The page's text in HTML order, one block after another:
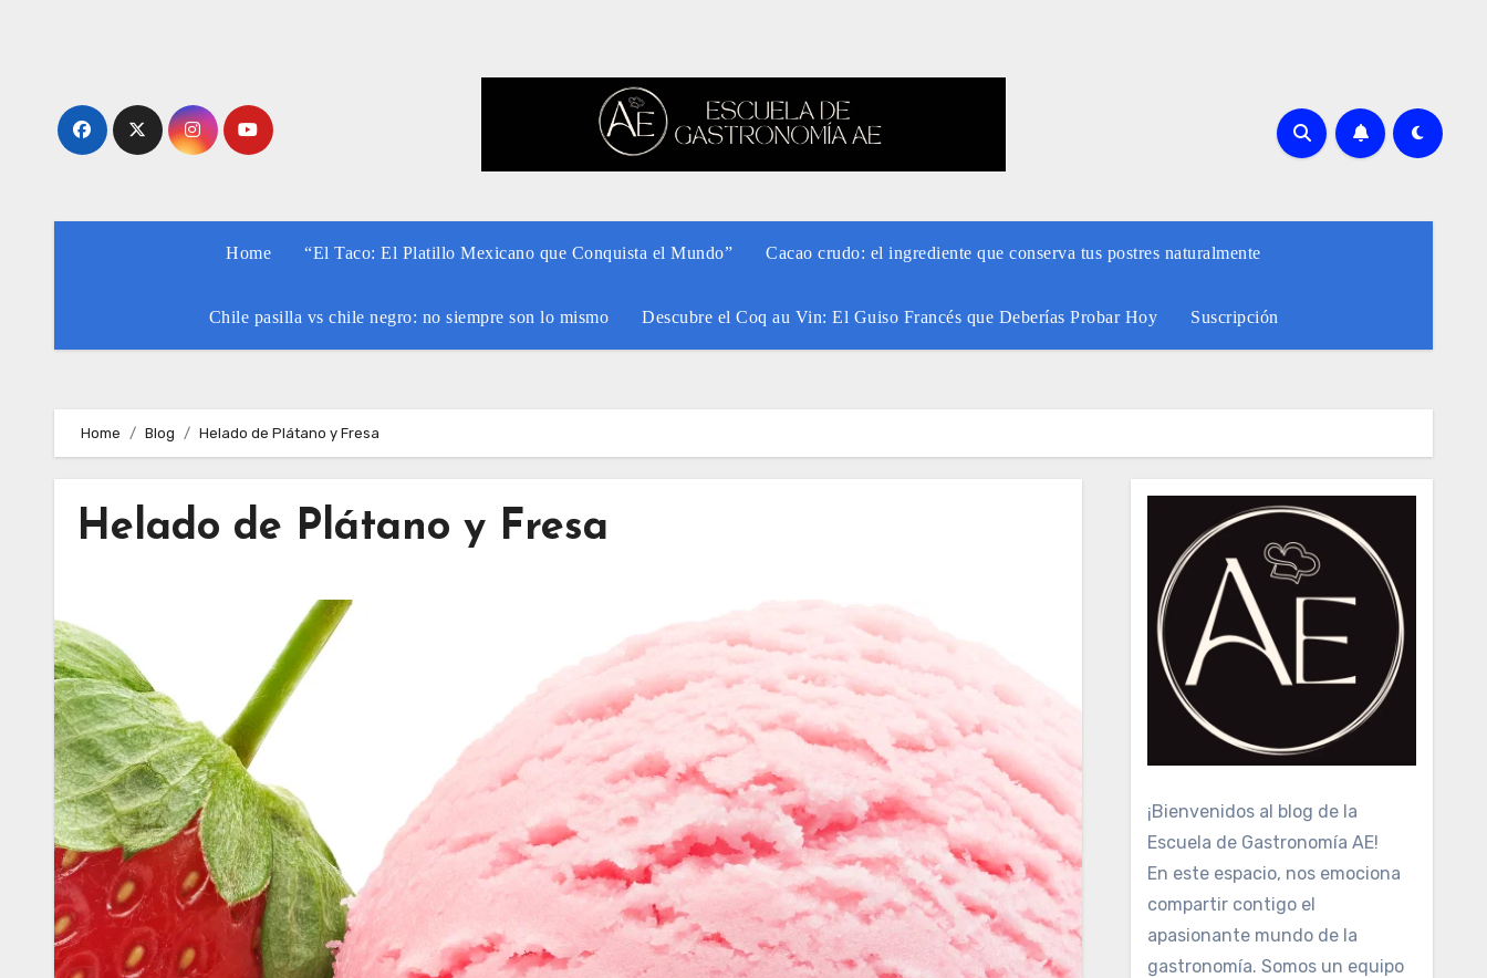
Home “El Taco: El Platillo Mexicano que Conquista el Mundo” Cacao crudo: el ingrediente que conserva tus postres naturalmente
Chile pasilla vs chile negro: no siempre son lo mismo Descubre el Coq au Vin: El Guiso Francés que Deberías Probar Hoy Suscripción
Home Blog Helado de Plátano y Fresa
Helado de Plátano y Fresa
¡Bienvenidos al blog de la
Escuela de Gastronomía AE!
En este espacio, nos emociona
compartir contigo el
apasionante mundo de la
gastronomía. Somos un equipo